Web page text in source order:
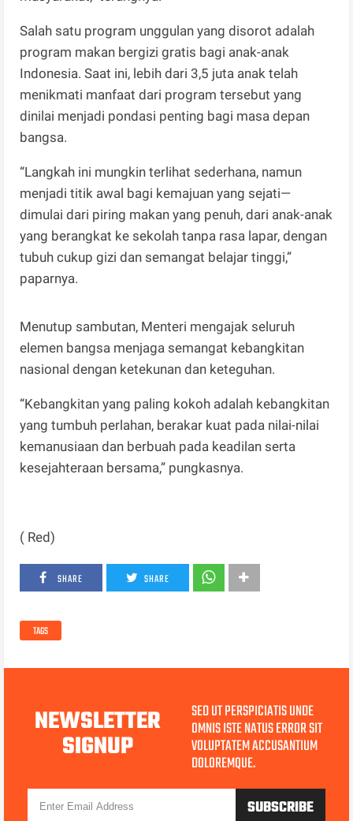
Salah satu program unggulan yang disorot adalah
program makan bergizi gratis bagi anak-anak
Indonesia. Saat ini, lebih dari 3,5 juta anak telah
menikmati manfaat dari program tersebut yang
dinilai menjadi pondasi penting bagi masa depan
bangsa.
“Langkah ini mungkin terlihat sederhana, namun
menjadi titik awal bagi kemajuan yang sejati—
dimulai dari piring makan yang penuh, dari anak-anak
yang berangkat ke sekolah tanpa rasa lapar, dengan
tubuh cukup gizi dan semangat belajar tinggi,”
paparnya.
Menutup sambutan, Menteri mengajak seluruh
elemen bangsa menjaga semangat kebangkitan
nasional dengan ketekunan dan keteguhan.
“Kebangkitan yang paling kokoh adalah kebangkitan
yang tumbuh perlahan, berakar kuat pada nilai-nilai
kemanusiaan dan berbuah pada keadilan serta
kesejahteraan bersama,” pungkasnya.
( Red)
SHARE SHARE
TAGS
NEWSLETTER
SIGNUP
SED UT PERSPICIATIS UNDE
OMNIS ISTE NATUS ERROR SIT
VOLUPTATEM ACCUSANTIUM
DOLOREMQUE.